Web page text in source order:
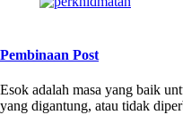
Pembinaan Post
Esok adalah masa yang baik
yang digantung, atau tidak